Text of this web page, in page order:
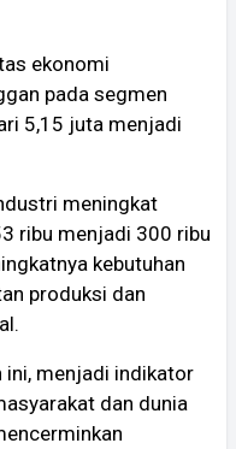
ekonomi
pada segmen
5,15 juta menjadi
meningkat
ribu menjadi 300 ribu
kebutuhan
produksi dan
ini, menjadi indikator
dan dunia